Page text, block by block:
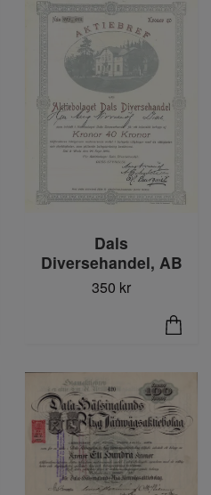
Dals
Diversehandel, AB
350 kr